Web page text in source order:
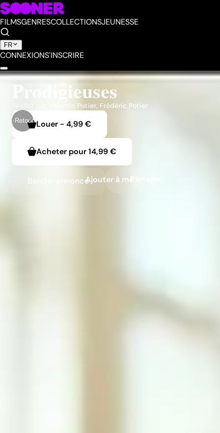
FILMSGENRESCOLLECTIONSJEUNESSE
FR
CONNEXIONS'INSCRIRE
Retour
Prodigieuses
Valentin Potier, Frédéric Potier
Louer - 4,99 €
Acheter pour14,99 €
Bande-annonceAjouter à ma liste
Partager